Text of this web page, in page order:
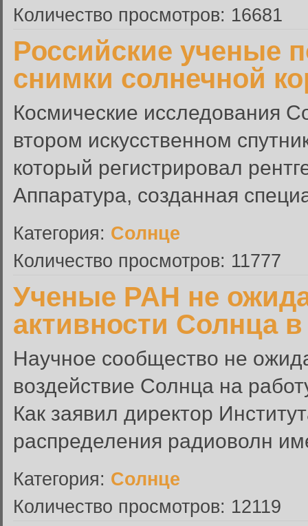
Количество просмотров: 16681
Российские ученые
снимки солнечной
Космические исследования
втором искусственном
который регистрировал
Аппаратура, созданная
Категория: Солнце
Количество просмотров: 11777
Ученые РАН не
активности Солнца в
Научное сообщество не
воздействие Солнца на
Как заявил директор
распределения радиоволн
Категория: Солнце
Количество просмотров: 12119